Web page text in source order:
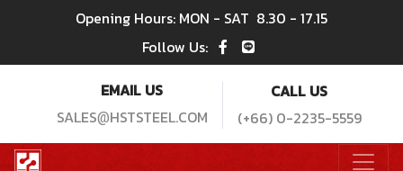
Opening Hours: MON - SAT 8.30 - 17.15
Follow Us:
EMAIL US
SALES@HSTSTEEL.COM
CALL US
(+66) 0-2235-5559